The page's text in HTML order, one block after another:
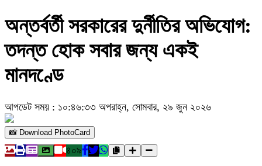
অন্তর্বর্তী সরকারের দুর্নীতির অভিযোগ:
তদন্ত হোক সবার জন্য একই
মানদণ্ডে
আপডেট সময় : ১০:৪৬:৩৩ অপরাহ্ন, সোমবার, ২৯ জুন ২০২৬
📸 Download PhotoCard
৪০৯